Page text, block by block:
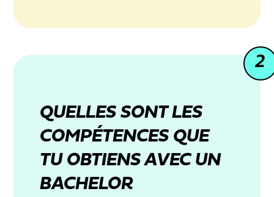
2
QUELLES SONT LES
COMPÉTENCES QUE
TU OBTIENS AVEC UN
BACHELOR